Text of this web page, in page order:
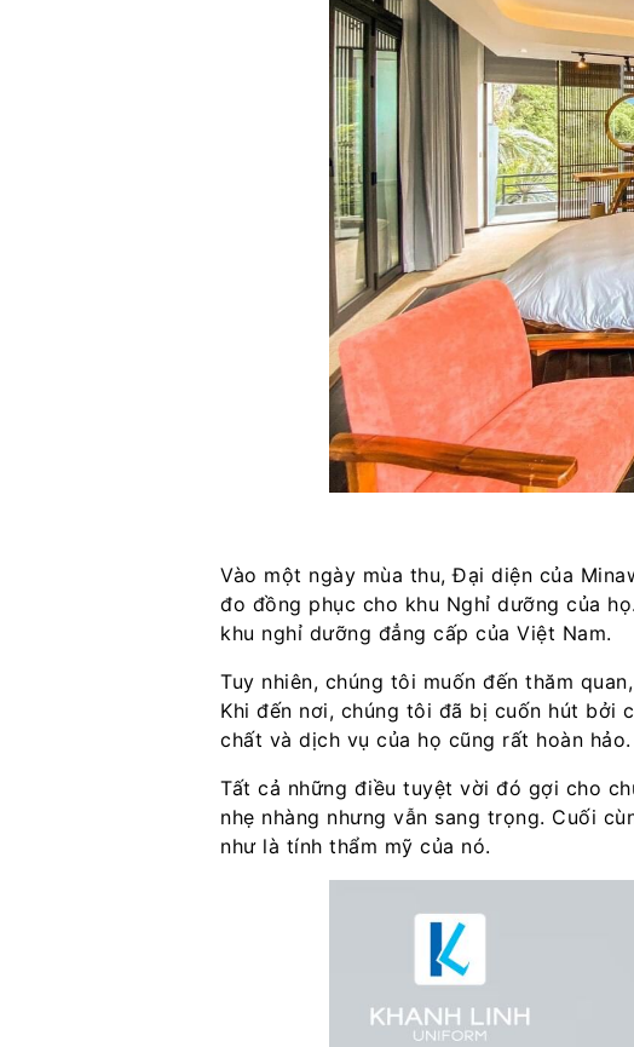
Vào một ngày mùa thu, Đại diện của
đo đồng phục cho khu Nghỉ dưỡng của
khu nghỉ dưỡng đẳng cấp của Việt Nam.
Tuy nhiên, chúng tôi muốn đến thăm
Khi đến nơi, chúng tôi đã bị cuốn hút bởi
chất và dịch vụ của họ cũng rất hoàn hảo.
Tất cả những điều tuyệt vời đó gợi cho
nhẹ nhàng nhưng vẫn sang trọng. Cuối
như là tính thẩm mỹ của nó.